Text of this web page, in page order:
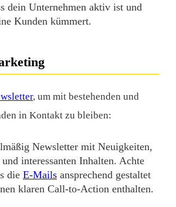
dein Unternehmen aktiv ist und
Kunden kümmert.
, um mit bestehenden und
in Kontakt zu bleiben:
Newsletter mit Neuigkeiten,
interessanten Inhalten. Achte
die E-Mails ansprechend gestaltet
klaren Call-to-Action enthalten.